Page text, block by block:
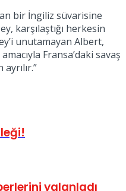
bir İngiliz süvarisine
karşılaştığı herkesin
unutamayan Albert,
Fransa’daki savaş
yalanladı